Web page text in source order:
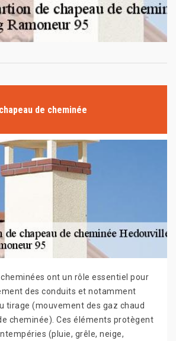
de cheminée
cheminées ont un rôle essentiel pour
des conduits et notamment
tirage (mouvement des gaz chaud
cheminée). Ces éléments protègent
(pluie, grêle, neige,